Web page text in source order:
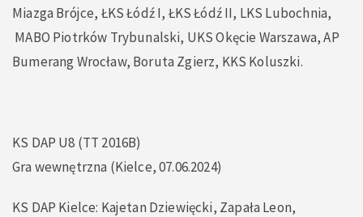
Miazga Brójce, ŁKS Łódź I, ŁKS Łódź II, LKS Lubochnia,
MABO Piotrków Trybunalski, UKS Okęcie Warszawa, AP
Bumerang Wrocław, Boruta Zgierz, KKS Koluszki.
KS DAP U8 (TT 2016B)
Gra wewnętrzna (Kielce, 07.06.2024)
KS DAP Kielce: Kajetan Dziewięcki, ⁠Zapała Leon,